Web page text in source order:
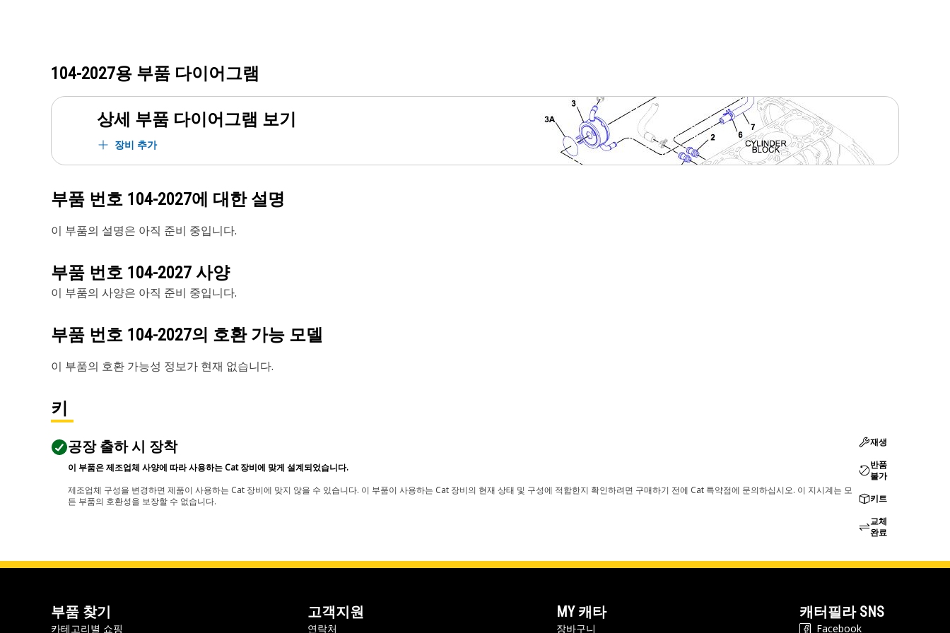
104-2027용 부품 다이어그램
상세 부품 다이어그램 보기
장비 추가
부품 번호 104-2027에 대한 설명
이 부품의 설명은 아직 준비 중입니다.
부품 번호 104-2027 사양
이 부품의 사양은 아직 준비 중입니다.
부품 번호 104-2027의 호환 가능 모델
이 부품의 호환 가능성 정보가 현재 없습니다.
키
공장 출하 시 장착
이 부품은 제조업체 사양에 따라 사용하는 Cat 장비에 맞게 설계되었습니다.
제조업체 구성을 변경하면 제품이 사용하는 Cat 장비에 맞지 않을 수 있습니다. 이 부품이 사용하는 Cat 장비의 현재 상태 및 구성에 적합한지 확인하려면 구매하기 전에 Cat 특약점에 문의하십시오. 이 지시계는 모
든 부품의 호환성을 보장할 수 없습니다.
재생
반품
불가
키트
교체
완료
부품 찾기
카테고리별 쇼핑
고객지원
연락처
MY 캐타
장바구니
캐터필라 SNS
Facebook